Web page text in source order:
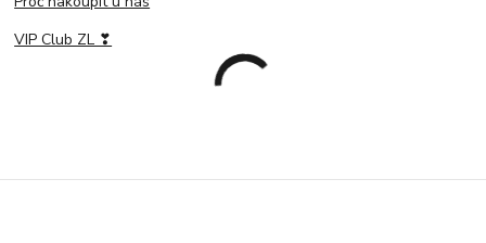
VIP Club ZL ❣